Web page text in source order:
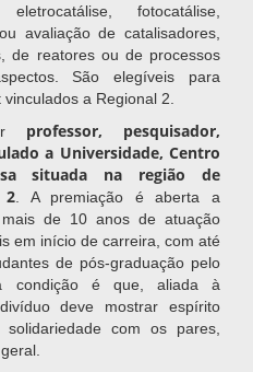
fotocatálise,
avaliação de catalisadores,
de reatores ou de processos
São elegíveis para
a Regional 2.
professor, pesquisador,
a Universidade, Centro
situada na região de
2. A premiação é aberta a
de 10 anos de atuação
em início de carreira, com até
de pós-graduação pelo
condição é que, aliada à
deve mostrar espírito
com os pares,